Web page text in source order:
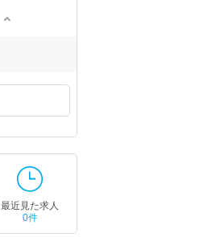
最近見た求人
0件